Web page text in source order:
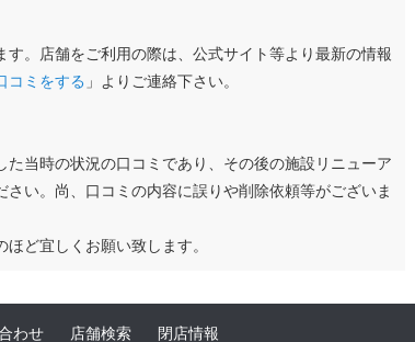
。店舗をご利用の際は、公式サイト等より最新の情報
コミをする 」よりご連絡下さい。
当時の状況の口コミであり、その後の施設リニューア
い。尚、口コミの内容に誤りや削除依頼等がございま
ど宜しくお願い致します。
わせ 店舗検索 閉店情報